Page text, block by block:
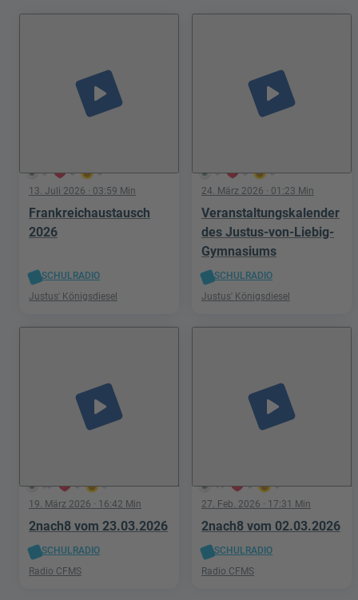
3 0 0
play_arrow
13. Juli 2026 · 03:59 Min
Frankreichaustausch
2026
SCHULRADIO
Justus' Königsdiesel
5 0 0
play_arrow
24. März 2026 · 01:23 Min
Veranstaltungskalender
des Justus-von-Liebig-
Gymnasiums
SCHULRADIO
Justus' Königsdiesel
58 0 0
play_arrow
19. März 2026 · 16:42 Min
2nach8 vom 23.03.2026
SCHULRADIO
Radio CFMS
19 0 0
play_arrow
27. Feb. 2026 · 17:31 Min
2nach8 vom 02.03.2026
SCHULRADIO
Radio CFMS